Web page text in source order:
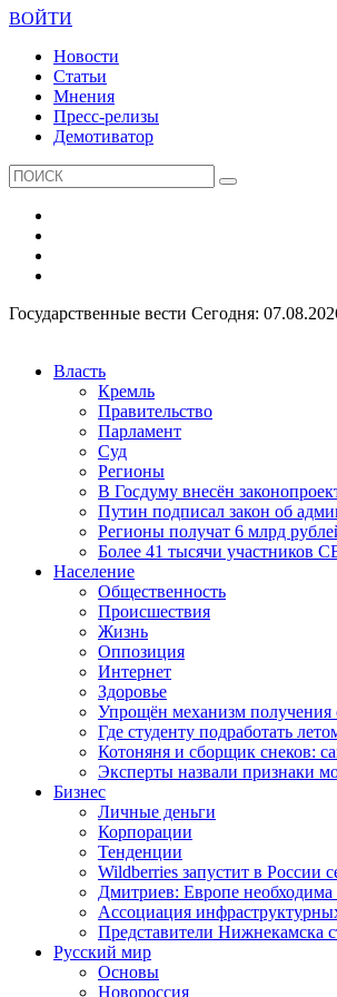
ВОЙТИ
Новости
Статьи
Мнения
Пресс-релизы
Демотиватор
Государственные вести Сегодня:
Власть
Кремль
Правительство
Парламент
Суд
Регионы
В Госдуму внесён
Путин подписал закон об
Регионы получат 6 млрд
Более 41 тысячи участников
Население
Общественность
Происшествия
Жизнь
Оппозиция
Интернет
Здоровье
Упрощён механизм получения
Где студенту подработать
Котоняня и сборщик снеков:
Эксперты назвали признаки
Бизнес
Личные деньги
Корпорации
Тенденции
Wildberries запустит в России
Дмитриев: Европе необходима
Ассоциация
Представители Нижнекамска
Русский мир
Основы
Новороссия